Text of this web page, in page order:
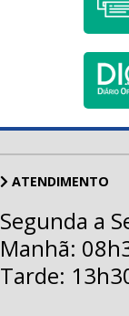
ATENDIMENTO
Segunda a
Manhã:
Tarde: